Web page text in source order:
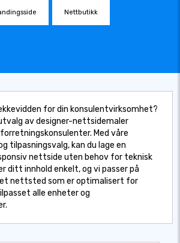
Nettbutikk
for din konsulentvirksomhet?
av designer-nettsidemaler
Med våre
tilpasningsvalg, kan du lage en
nettside uten behov for teknisk
ditt innhold enkelt, og vi passer på
et nettsted som er optimalisert for
alle enheter og